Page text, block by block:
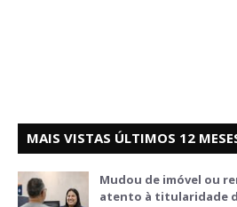
MAIS VISTAS ÚLTIMOS 12
Mudou de imóvel ou
atento à titularidade